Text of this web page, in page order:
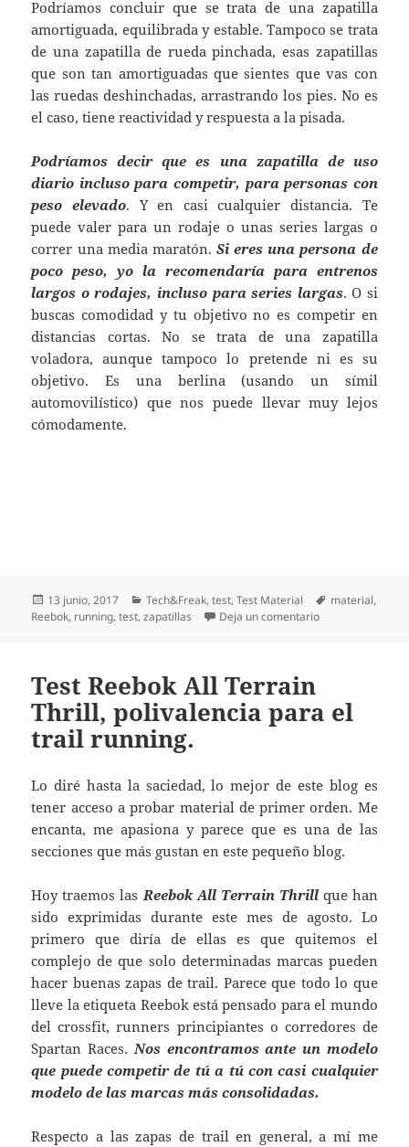
Podríamos concluir que se trata de una zapatilla
amortiguada, equilibrada y estable. Tampoco se trata
de una zapatilla de rueda pinchada, esas zapatillas
que son tan amortiguadas que sientes que vas con
las ruedas deshinchadas, arrastrando los pies. No es
el caso, tiene reactividad y respuesta a la pisada.
Podríamos decir que es una zapatilla de uso
diario incluso para competir, para personas con
peso elevado. Y en casi cualquier distancia. Te
puede valer para un rodaje o unas series largas o
correr una media maratón. Si eres una persona de
poco peso, yo la recomendaría para entrenos
largos o rodajes, incluso para series largas. O si
buscas comodidad y tu objetivo no es competir en
distancias cortas. No se trata de una zapatilla
voladora, aunque tampoco lo pretende ni es su
objetivo. Es una berlina (usando un símil
automovilístico) que nos puede llevar muy lejos
cómodamente.
Publicado
el
13 junio, 2017 Categorías
Tech&Freak,test,Test Material Etiquetas
material,
Reebok, running,test,zapatillas Deja un comentarioen Test Reebok
Test Reebok All Terrain
Thrill, polivalencia para el
trail running.
Lo diré hasta la saciedad, lo mejor de este blog es
tener acceso a probar material de primer orden. Me
encanta, me apasiona y parece que es una de las
secciones que más gustan en este pequeño blog.
Hoy traemos lasReebok All Terrain Thrillque han
sido exprimidas durante este mes de agosto. Lo
primero que diría de ellas es que quitemos el
complejo de que solo determinadas marcas pueden
hacer buenas zapas de trail. Parece que todo lo que
lleve la etiqueta Reebok está pensado para el mundo
del crossfit, runners principiantes o corredores de
Spartan Races.Nos encontramos ante un modelo
que puede competir de tú a tú con casi cualquier
modelo de las marcas más consolidadas.
Respecto a las zapas de trail en general, a mí me